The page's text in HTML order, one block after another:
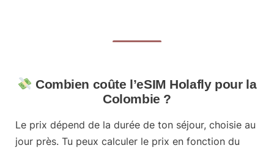
Combien coûte l’eSIM Holafly pour la
Colombie ?
Le prix dépend de la durée de ton séjour, choisie au
jour près. Tu peux calculer le prix en fonction du